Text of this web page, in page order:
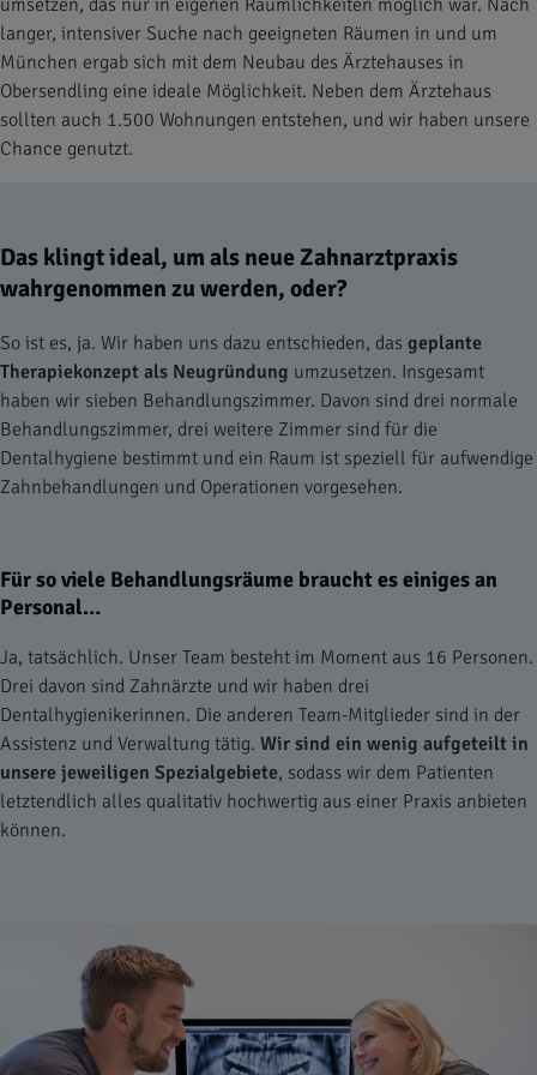
langer, intensiver Suche nach geeigneten Räumen in und um
München ergab sich mit dem Neubau des Ärztehauses in
Obersendling eine ideale Möglichkeit. Neben dem Ärztehaus
sollten auch 1.500 Wohnungen entstehen, und wir haben unsere
Chance genutzt.
Das klingt ideal, um als neue Zahnarztpraxis
wahrgenommen zu werden, oder?
So ist es, ja. Wir haben uns dazu entschieden, das geplante
Therapiekonzept als Neugründung umzusetzen. Insgesamt
haben wir sieben Behandlungszimmer. Davon sind drei normale
Behandlungszimmer, drei weitere Zimmer sind für die
Dentalhygiene bestimmt und ein Raum ist speziell für aufwendige
Zahnbehandlungen und Operationen vorgesehen.
Für so viele Behandlungsräume braucht es einiges an
Personal…
Ja, tatsächlich. Unser Team besteht im Moment aus 16 Personen.
Drei davon sind Zahnärzte und wir haben drei
Dentalhygienikerinnen. Die anderen Team-Mitglieder sind in der
Assistenz und Verwaltung tätig. Wir sind ein wenig aufgeteilt in
unsere jeweiligen Spezialgebiete, sodass wir dem Patienten
letztendlich alles qualitativ hochwertig aus einer Praxis anbieten
können.